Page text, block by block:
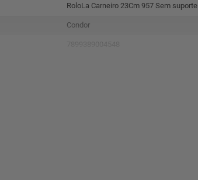
RoloLa Carneiro 23Cm 957 Sem suporte
Condor